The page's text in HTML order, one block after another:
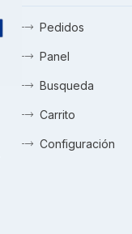
Pedidos
Panel
Busqueda
Carrito
Configuración